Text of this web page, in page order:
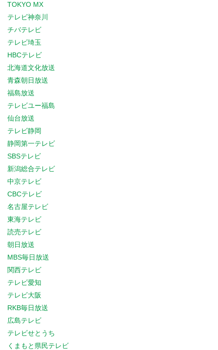
TOKYO MX
テレビ神奈川
チバテレビ
テレビ埼玉
HBCテレビ
北海道文化放送
青森朝日放送
福島放送
テレビユー福島
仙台放送
テレビ静岡
静岡第一テレビ
SBSテレビ
新潟総合テレビ
中京テレビ
CBCテレビ
名古屋テレビ
東海テレビ
読売テレビ
朝日放送
MBS毎日放送
関西テレビ
テレビ愛知
テレビ大阪
RKB毎日放送
広島テレビ
テレビせとうち
くまもと県民テレビ